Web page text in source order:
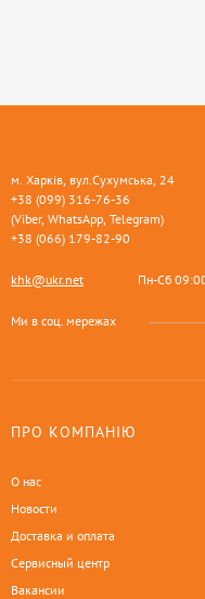
м. Харків, вул.Сухумська, 24
+38 (099) 316-76-36
(Viber, WhatsApp, Telegram)
+38 (066) 179-82-90
khk@ukr.net Пн-Сб
Ми в соц. мережах
ПРО КОМПАНІЮ
О нас
Новости
Доставка и оплата
Сервисный центр
Вакансии